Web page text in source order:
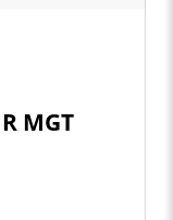
MGT